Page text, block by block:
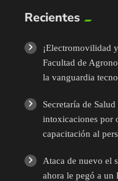
Recientes
¡Electromovilidad
Facultad de
la vanguardia
Secretaría de
intoxicaciones por
capacitación al
Ataca de nuevo el
ahora le pegó a un